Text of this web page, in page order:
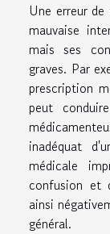
Une erreur
mauvaise
mais ses
graves. Par
prescription
peut
inadéquat
médicale
confusion et
ainsi
général.